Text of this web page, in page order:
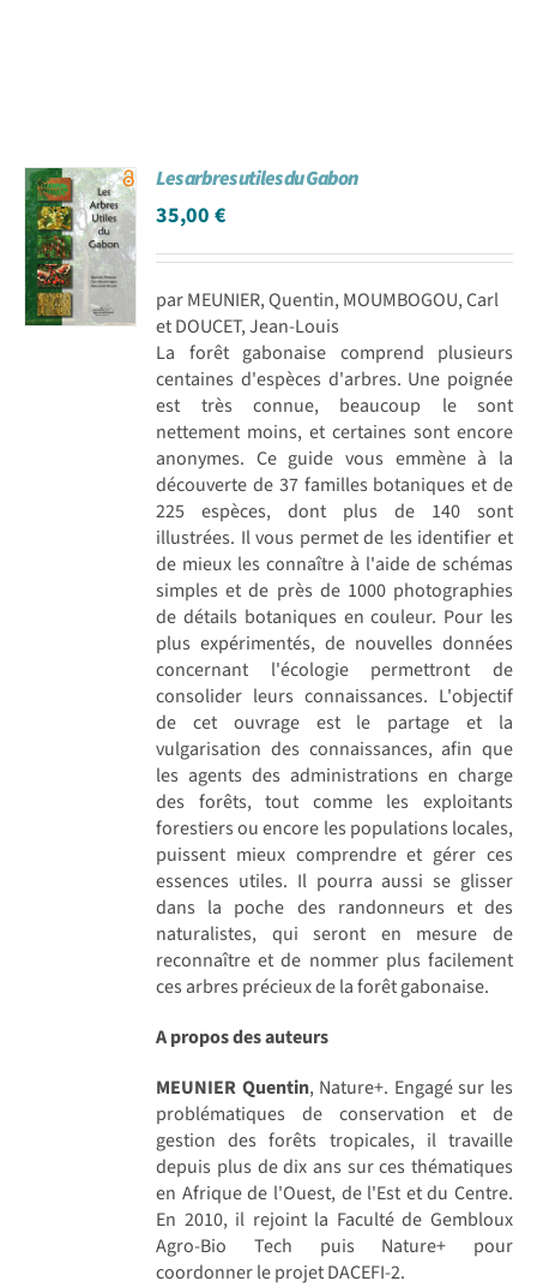
Les arbres utiles du Gabon
35,00€
par MEUNIER, Quentin, MOUMBOGOU, Carl
et DOUCET, Jean-Louis
La forêt gabonaise comprend plusieurs
centaines d'espèces d'arbres. Une poignée
est très connue, beaucoup le sont
nettement moins, et certaines sont encore
anonymes. Ce guide vous emmène à la
découverte de 37 familles botaniques et de
225 espèces, dont plus de 140 sont
illustrées. Il vous permet de les identifier et
de mieux les connaître à l'aide de schémas
simples et de près de 1000 photographies
de détails botaniques en couleur. Pour les
plus expérimentés, de nouvelles données
concernant l'écologie permettront de
consolider leurs connaissances. L'objectif
de cet ouvrage est le partage et la
vulgarisation des connaissances, afin que
les agents des administrations en charge
des forêts, tout comme les exploitants
forestiers ou encore les populations locales,
puissent mieux comprendre et gérer ces
essences utiles. Il pourra aussi se glisser
dans la poche des randonneurs et des
naturalistes, qui seront en mesure de
reconnaître et de nommer plus facilement
ces arbres précieux de la forêt gabonaise.
A propos des auteurs
MEUNIER Quentin, Nature+. Engagé sur les
problématiques de conservation et de
gestion des forêts tropicales, il travaille
depuis plus de dix ans sur ces thématiques
en Afrique de l'Ouest, de l'Est et du Centre.
En 2010, il rejoint la Faculté de Gembloux
Agro-Bio Tech puis Nature+ pour
coordonner le projet DACEFI-2.